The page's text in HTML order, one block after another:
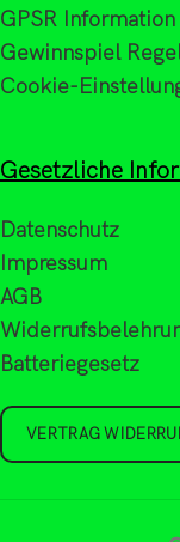
GPSR Information
Gewinnspiel
Cookie-
Gesetzliche
Datenschutz
Impressum
AGB
Batteriegesetz
VERTRAG